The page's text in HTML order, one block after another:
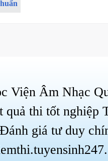
Viện Âm Nhạc
quả thi tốt nghiệp
giá tư duy